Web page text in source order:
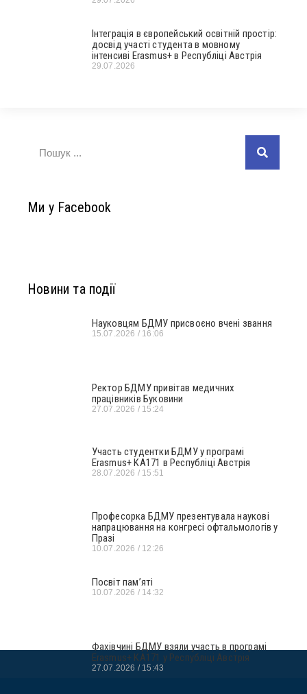
Інтеграція в європейський освітній простір:
досвід участі студента в мовному
інтенсиві Erasmus+ в Республіці Австрія
29.07.2026
Ми у Facebook
Новини та події
Науковцям БДМУ присвоєно вчені звання
15.07.2026 16:06
Ректор БДМУ привітав медичних
працівників Буковини
27.07.2026 15:24
Участь студентки БДМУ у програмі
Erasmus+ KA171 в Республіці Австрія
28.07.2026 15:51
Професорка БДМУ презентувала наукові
напрацювання на конгресі офтальмологів у
Празі
10.07.2026 12:26
Посвіт пам’яті
10.07.2026 14:32
Фахівчині БДМУ взяли участь в програмі
Erasmus+ KA171 у Республіці Австрія
27.07.2026 15:43